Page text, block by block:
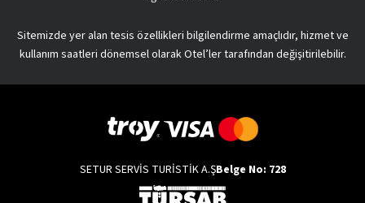
Sitemizde yer alan tesis özellikleri bilgilendirme amaçlıdır, hizmet ve
kullanım saatleri dönemsel olarak Otel’ler tarafından değişitirilebilir.
SETUR SERVİS TURİSTİK A.ŞBelge No: 728